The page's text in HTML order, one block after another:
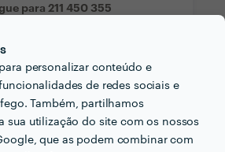
personalizar conteúdo e
de redes sociais e
Também, partilhamos
sua utilização do site com os nossos
que as podem combinar com
para 211 450 355
ao Cliente
aqui para enviar um email